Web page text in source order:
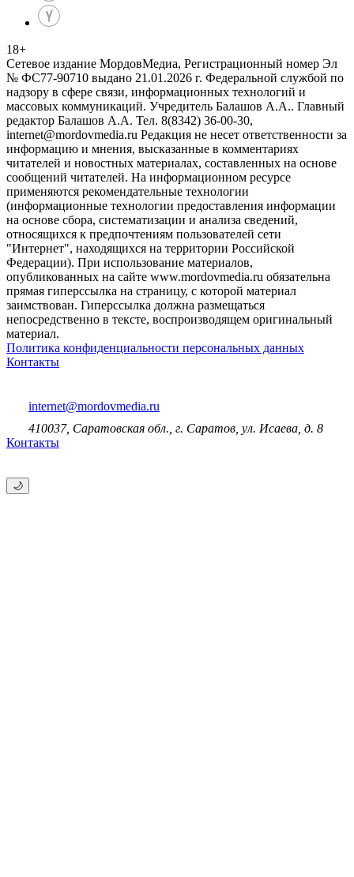
18+
Сетевое издание МордовМедиа, Регистрационный номер Эл
№ ФС77-90710 выдано 21.01.2026 г. Федеральной службой по
надзору в сфере связи, информационных технологий и
массовых коммуникаций. Учредитель Балашов А.А.. Главный
редактор Балашов А.А. Тел. 8(8342) 36-00-30,
internet@mordovmedia.ru Редакция не несет ответственности за
информацию и мнения, высказанные в комментариях
читателей и новостных материалах, составленных на основе
сообщений читателей. На информационном ресурсе
применяются рекомендательные технологии
(информационные технологии предоставления информации
на основе сбора, систематизации и анализа сведений,
относящихся к предпочтениям пользователей сети
"Интернет", находящихся на территории Российской
Федерации). При использование материалов,
опубликованных на сайте www.mordovmedia.ru обязательна
прямая гиперссылка на страницу, с которой материал
заимствован. Гиперссылка должна размещаться
непосредственно в тексте, воспроизводящем оригинальный
материал.
Политика конфиденциальности персональных данных
Контакты
internet@mordovmedia.ru
410037, Саратовская обл., г. Саратов, ул. Исаева, д. 8
Контакты
🌙